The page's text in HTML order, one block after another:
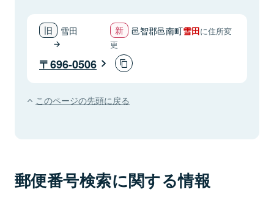
雪田 邑智郡邑南町雪田に住所変
更
696-0506
このページの先頭に戻る
郵便番号検索に関する情報